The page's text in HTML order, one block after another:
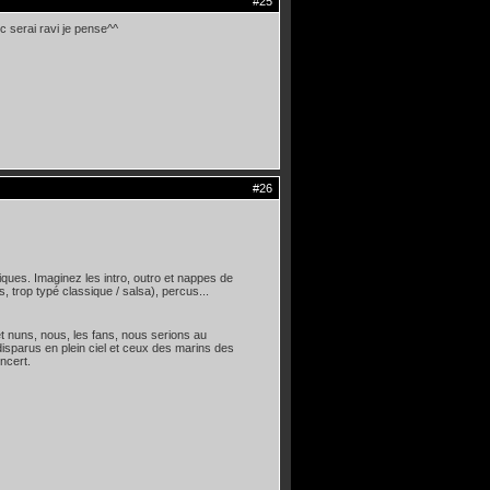
serai ravi je pense^^
#26
Imaginez les intro, outro et nappes de
trop typé classique / salsa), percus...
nuns, nous, les fans, nous serions au
en plein ciel et ceux des marins des